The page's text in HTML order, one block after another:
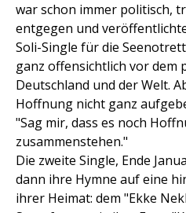
war schon immer politisch,
entgegen und
Soli-Single für die
ganz offensichtlich vor dem
Deutschland und der Welt.
Hoffnung nicht ganz
"Sag mir, dass es noch
zusammenstehen."
Die zweite Single, Ende
dann ihre Hymne auf eine
ihrer Heimat: dem "Ekke